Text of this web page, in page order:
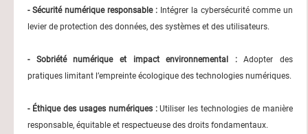
- Sécurité numérique responsable : Intégrer la cybersécurité comme un
levier de protection des données, des systèmes et des utilisateurs.
- Sobriété numérique et impact environnemental :Adopter des
pratiques limitant l’empreinte écologique des technologies numériques.
- Éthique des usages numériques :Utiliser les technologies de manière
responsable, équitable et respectueuse des droits fondamentaux.